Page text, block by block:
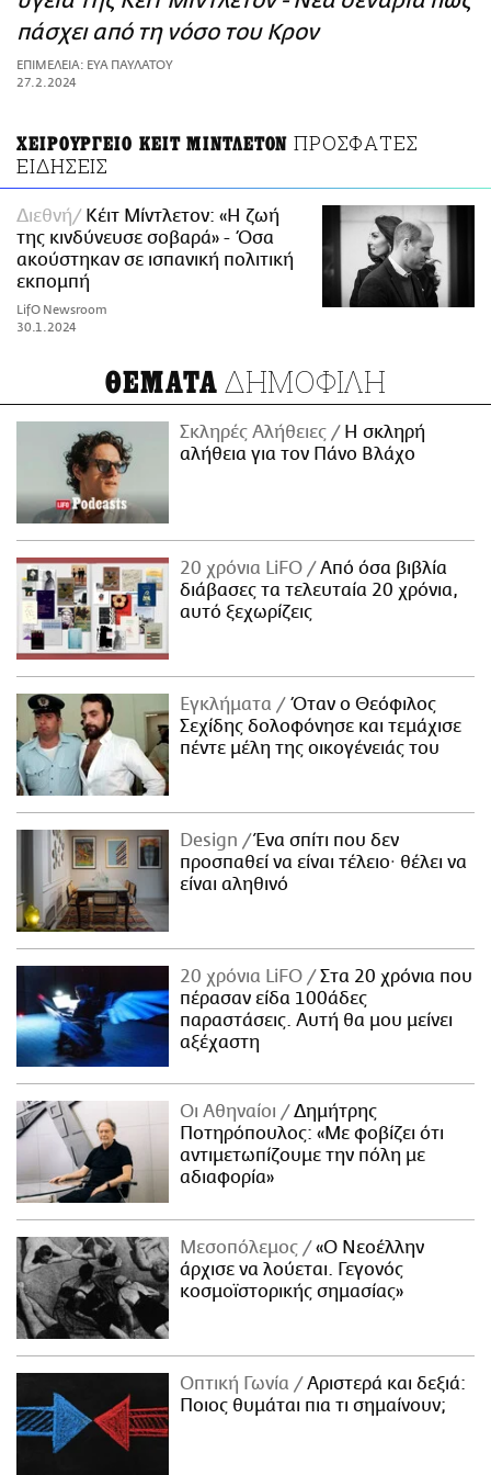
ΑΜΠΑ
PRINT
πάσχει από τη νόσο του Κρον
ΕΠΙΜΕΛΕΙΑ: ΕΥΑ ΠΑΥΛΑΤΟΥ
27.2.2024
ΧΕΙΡΟΥΡΓΕΙΟ ΚΕΙΤ ΜΙΝΤΛΕΤΟΝ ΠΡΟΣΦΑΤΕΣ
ΕΙΔΗΣΕΙΣ
Διεθνή
Κέιτ Μίντλετον: «Η ζωή
της κινδύνευσε σοβαρά» - Όσα
ακούστηκαν σε ισπανική πολιτική
εκπομπή
LifO Newsroom
30.1.2024
ΘΕΜΑΤΑ ΔΗΜΟΦΙΛΗ
Σκληρές Αλήθειες
H σκληρή
αλήθεια για τον Πάνο Βλάχο
20 χρόνια LiFO
Από όσα βιβλία
διάβασες τα τελευταία 20 χρόνια,
αυτό ξεχωρίζεις
Εγκλήματα
Όταν ο Θεόφιλος
Σεχίδης δολοφόνησε και τεμάχισε
πέντε μέλη της οικογένειάς του
Design
Ένα σπίτι που δεν
προσπαθεί να είναι τέλειο· θέλει να
είναι αληθινό
20 χρόνια LiFO
Στα 20 χρόνια που
πέρασαν είδα 100άδες
παραστάσεις. Αυτή θα μου μείνει
αξέχαστη
Οι Αθηναίοι
Δημήτρης
Ποτηρόπουλος: «Με φοβίζει ότι
αντιμετωπίζουμε την πόλη με
αδιαφορία»
Μεσοπόλεμος
«Ο Νεοέλλην
άρχισε να λούεται. Γεγονός
κοσμοϊστορικής σημασίας»
Οπτική Γωνία
Αριστερά και δεξιά:
Ποιος θυμάται πια τι σημαίνουν;